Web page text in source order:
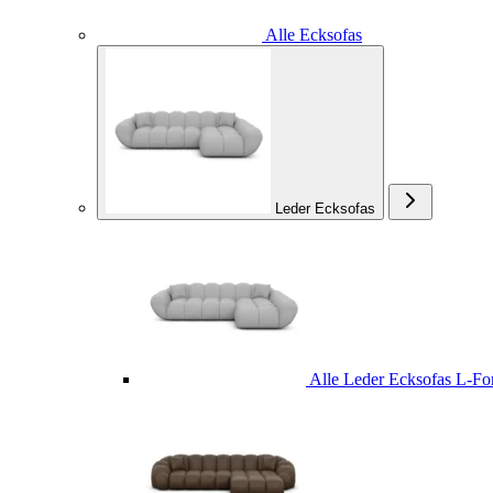
Alle Ecksofas
Leder Ecksofas
Alle Leder Ecksofas L-